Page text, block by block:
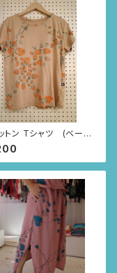
トン Tシャツ (ベージ
とあり柄)